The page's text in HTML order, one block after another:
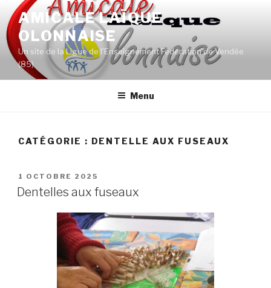
Aller
au
contenu
principal
AMICALE LAÏQUE
OLONNAISE
Un site de la Ligue de l'Enseignement Fédération de Vendée
(85)
Menu
CATÉGORIE : DENTELLE AUX FUSEAUX
PUBLIÉ
LE
1 OCTOBRE 2025
Dentelles aux fuseaux